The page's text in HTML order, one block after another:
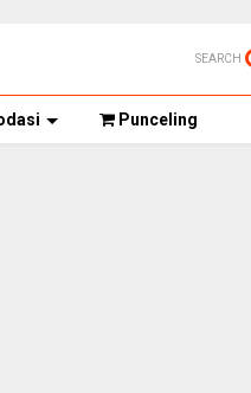
SEARCH
Punceling